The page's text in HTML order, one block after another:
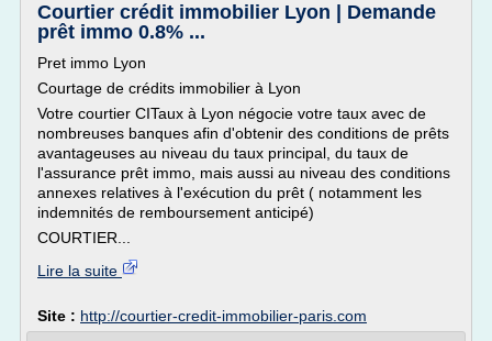
Courtier crédit immobilier Lyon | Demande
prêt immo 0.8% ...
Pret immo Lyon
Courtage de crédits immobilier à Lyon
Votre courtier CITaux à Lyon négocie votre taux avec de
nombreuses banques afin d'obtenir des conditions de prêts
avantageuses au niveau du taux principal, du taux de
l'assurance prêt immo, mais aussi au niveau des conditions
annexes relatives à l'exécution du prêt ( notamment les
indemnités de remboursement anticipé)
COURTIER...
Lire la suite
Site : http://courtier-credit-immobilier-paris.com